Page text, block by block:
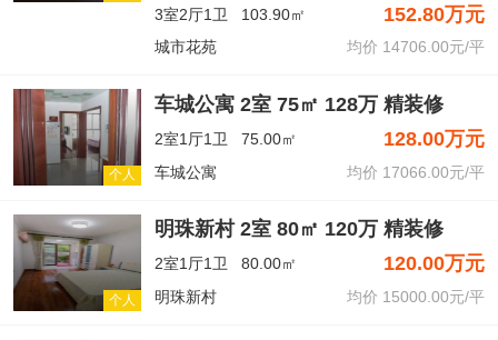
3室2厅1卫 103.90㎡ 152.80万元
城市花苑 均价 14706.00元/平
个人
车城公寓 2室 75㎡ 128万 精装修
2室1厅1卫 75.00㎡ 128.00万元
车城公寓 均价 17066.00元/平
个人
明珠新村 2室 80㎡ 120万 精装修
2室1厅1卫 80.00㎡ 120.00万元
明珠新村 均价 15000.00元/平